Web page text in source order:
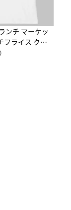
ンチ マーケッ
フライス クル
袖Ｔシャツ